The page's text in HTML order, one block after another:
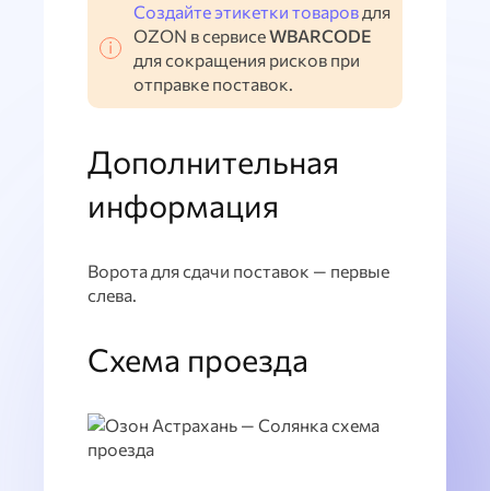
Создайте этикетки товаров для
OZON в сервисеWBARCODE
для сокращения рисков при
отправке поставок.
Дополнительная
информация
Ворота для сдачи поставок — первые
слева.
Схема проезда